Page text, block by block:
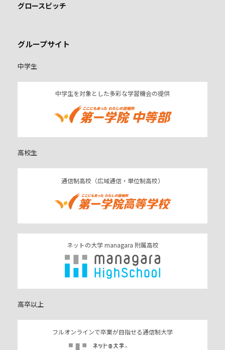
グロースピッチ
グループサイト
中学生
中学生を対象とした多彩な学習機会の提供
高校生
通信制高校（広域通信・単位制高校）
ネットの大学 managara 附属高校
高卒以上
フルオンラインで卒業が目指せる通信制大学